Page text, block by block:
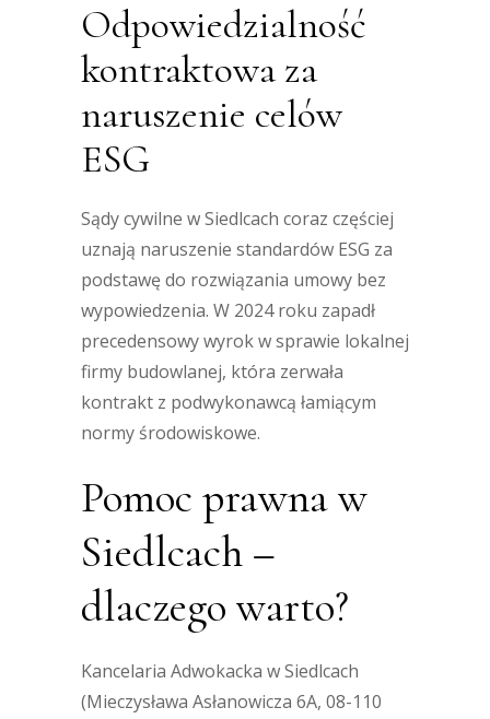
Odpowiedzialność
kontraktowa za
naruszenie celów
ESG
Sądy cywilne w Siedlcach coraz częściej
uznają naruszenie standardów ESG za
podstawę do rozwiązania umowy bez
wypowiedzenia. W 2024 roku zapadł
precedensowy wyrok w sprawie lokalnej
firmy budowlanej, która zerwała
kontrakt z podwykonawcą łamiącym
normy środowiskowe.
Pomoc prawna w
Siedlcach –
dlaczego warto?
Kancelaria Adwokacka w Siedlcach
(Mieczysława Asłanowicza 6A, 08-110